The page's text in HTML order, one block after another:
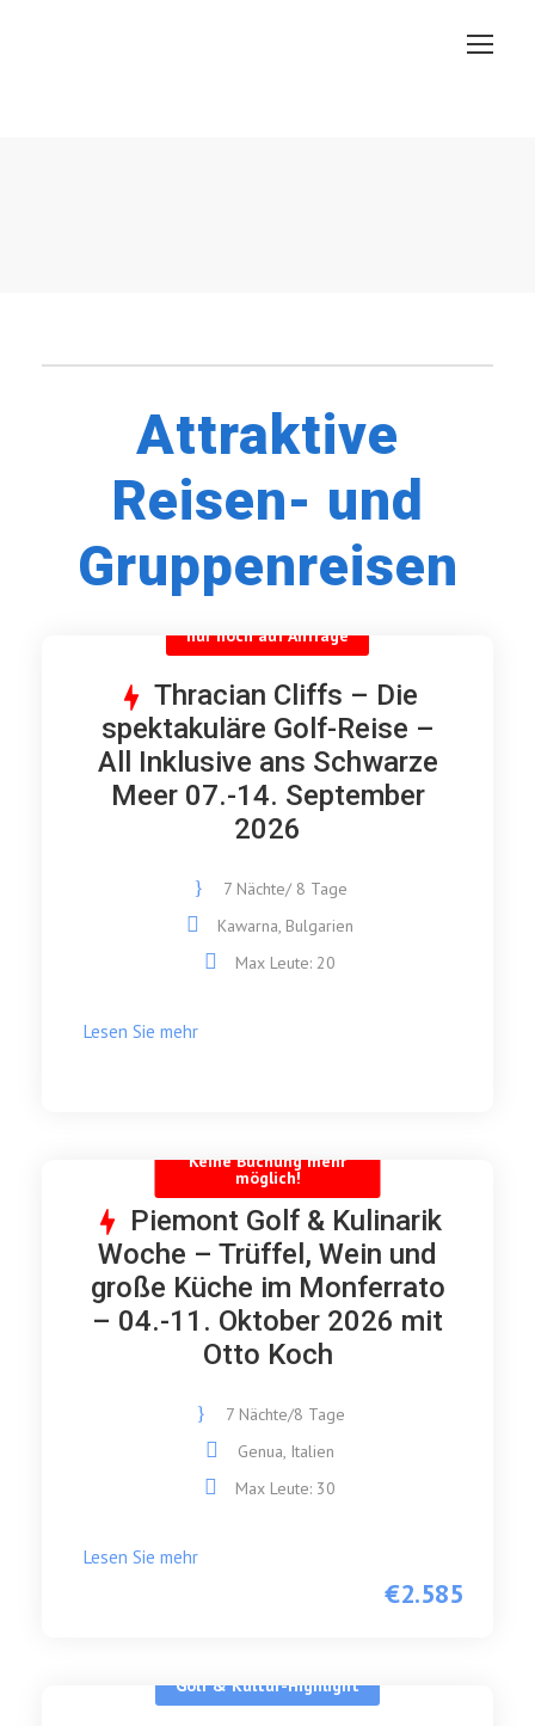
Attraktive
Reisen- und
Gruppenreisen
nur noch auf Anfrage
Thracian Cliffs – Die
spektakuläre Golf-Reise –
All Inklusive ans Schwarze
Meer 07.-14. September
2026
7 Nächte/ 8 Tage
Kawarna, Bulgarien
Max Leute: 20
Lesen Sie mehr
Keine Buchung mehr
möglich!
Piemont Golf & Kulinarik
Woche – Trüffel, Wein und
große Küche im Monferrato
– 04.-11. Oktober 2026 mit
Otto Koch
€2.585
7 Nächte/8 Tage
Genua, Italien
Max Leute: 30
Lesen Sie mehr
Golf & Kultur-Highlight